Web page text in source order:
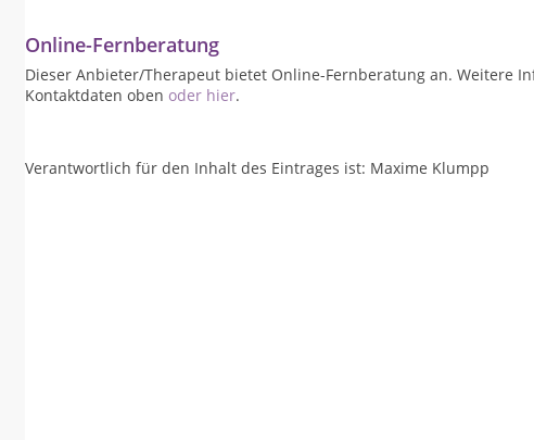
Online-Fernberatung
Dieser Anbieter/Therapeut bietet Online-Fernberatung an. Weitere
Kontaktdaten oben oder hier.
Verantwortlich für den Inhalt des Eintrages ist: Maxime Klumpp